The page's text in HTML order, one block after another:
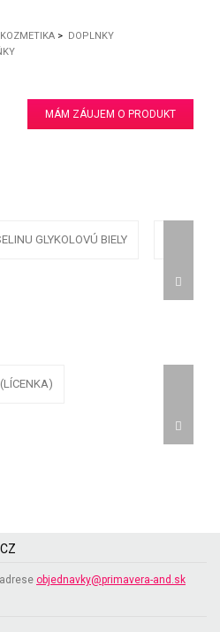
> DOPLNKY
MÁM ZÁUJEM O PRODUKT
objednavky@primavera-and.sk